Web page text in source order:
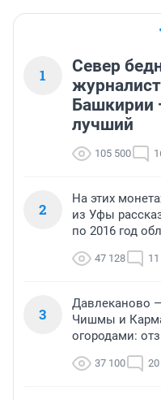
1
Север
Башкирии
лучший
105 500
2
На этих
из Уфы
по 2016 год
47 128 11
3
Давлеканово
Чишмы и
огородами:
37 100 20